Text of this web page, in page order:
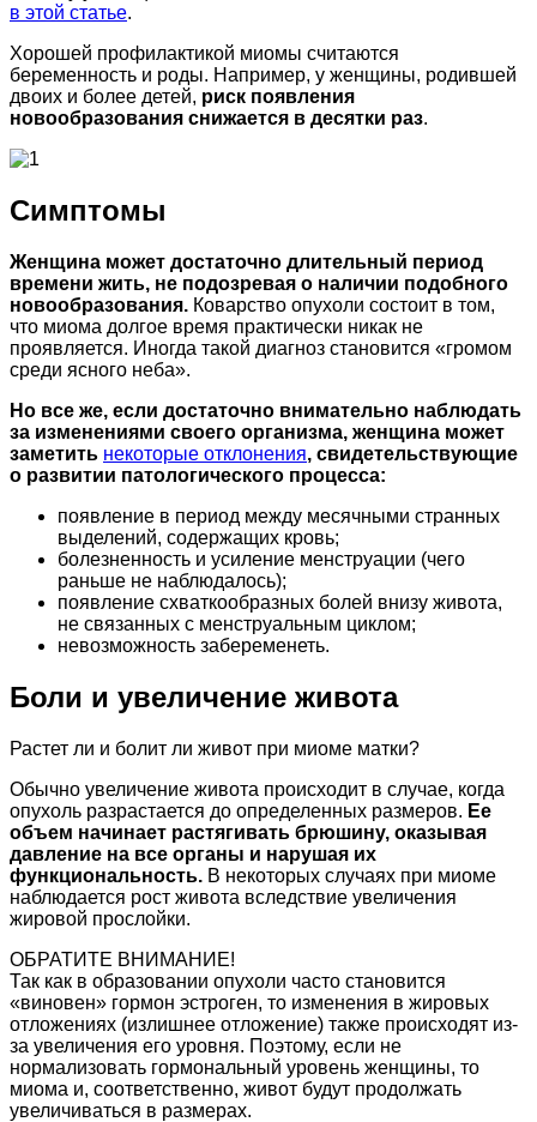
в этой статье.
Хорошей профилактикой миомы считаются
беременность и роды. Например, у женщины, родившей
двоих и более детей, риск появления
новообразования снижается в десятки раз.
Симптомы
Женщина может достаточно длительный период
времени жить, не подозревая о наличии подобного
новообразования. Коварство опухоли состоит в том,
что миома долгое время практически никак не
проявляется. Иногда такой диагноз становится «громом
среди ясного неба».
Но все же, если достаточно внимательно наблюдать
за изменениями своего организма, женщина может
заметить некоторые отклонения, свидетельствующие
о развитии патологического процесса:
появление в период между месячными странных
выделений, содержащих кровь;
болезненность и усиление менструации (чего
раньше не наблюдалось);
появление схваткообразных болей внизу живота,
не связанных с менструальным циклом;
невозможность забеременеть.
Боли и увеличение живота
Растет ли и болит ли живот при миоме матки?
Обычно увеличение живота происходит в случае, когда
опухоль разрастается до определенных размеров. Ее
объем начинает растягивать брюшину, оказывая
давление на все органы и нарушая их
функциональность. В некоторых случаях при миоме
наблюдается рост живота вследствие увеличения
жировой прослойки.
ОБРАТИТЕ ВНИМАНИЕ!
Так как в образовании опухоли часто становится
«виновен» гормон эстроген, то изменения в жировых
отложениях (излишнее отложение) также происходят из-
за увеличения его уровня. Поэтому, если не
нормализовать гормональный уровень женщины, то
миома и, соответственно, живот будут продолжать
увеличиваться в размерах.